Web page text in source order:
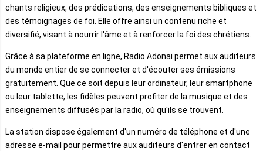
chants religieux, des prédications, des enseignements bibliques et
des témoignages de foi. Elle offre ainsi un contenu riche et
diversifié, visant à nourrir l'âme et à renforcer la foi des chrétiens.
Grâce à sa plateforme en ligne, Radio Adonai permet aux auditeurs
du monde entier de se connecter et d'écouter ses émissions
gratuitement. Que ce soit depuis leur ordinateur, leur smartphone
ou leur tablette, les fidèles peuvent profiter de la musique et des
enseignements diffusés par la radio, où qu'ils se trouvent.
La station dispose également d'un numéro de téléphone et d'une
adresse e-mail pour permettre aux auditeurs d'entrer en contact